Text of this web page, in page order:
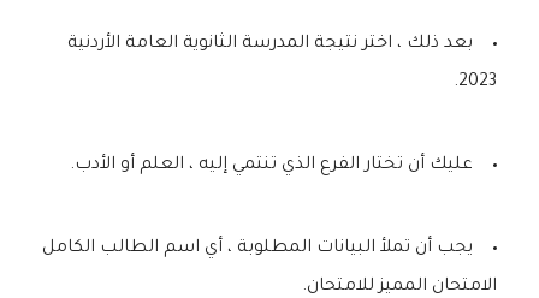
بعد ذلك ، اختر نتيجة المدرسة الثانوية العامة الأردنية
2023.
عليك أن تختار الفرع الذي تنتمي إليه ، العلم أو الأدب.
يجب أن تملأ البيانات المطلوبة ، أي اسم الطالب الكامل
الامتحان المميز للامتحان.